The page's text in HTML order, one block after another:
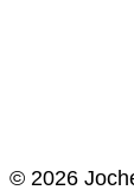
© 2026